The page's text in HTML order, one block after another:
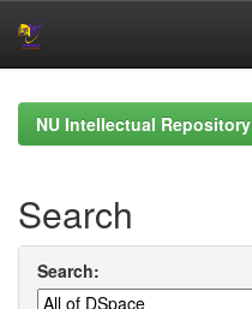
navigationNU Intellectual Repository
Search
Search: